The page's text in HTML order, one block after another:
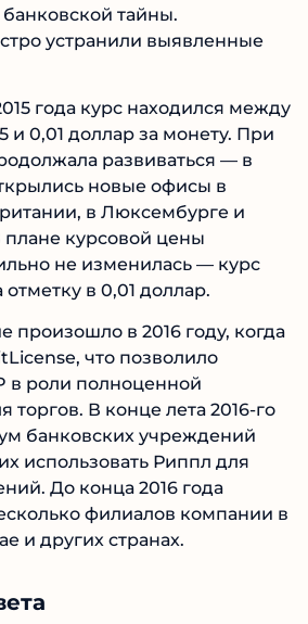
тайны.
устранили выявленные
года курс находился между
и 0,01 доллар за монету. При
развиваться — в
новые офисы в
в Люксембурге и
плане курсовой цены
не изменилась — курс
в 0,01 доллар.
произошло в 2016 году, когда
что позволило
в роли полноценной
торгов. В конце лета 2016-го
банковских учреждений
использовать Риппл для
До конца 2016 года
филиалов компании в
и других странах.